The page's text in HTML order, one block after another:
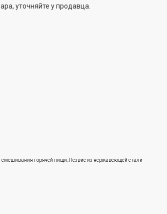
уточняйте у продавца.
горячей пищи. Лезвие из нержавеющей стали